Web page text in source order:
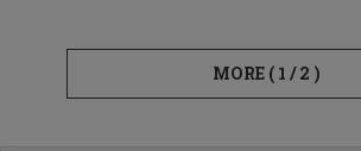
MORE ( 1 /2 )